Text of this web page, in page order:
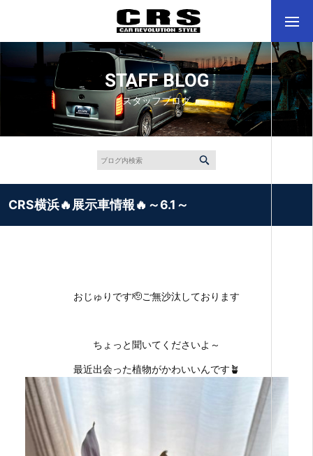
STAFF BLOG
スタッフブログ
CRS横浜🔥展示車情報🔥～6.1～
おじゅりです🫡ご無沙汰しております
ちょっと聞いてくださいよ～
最近出会った植物がかわいいんです🪴